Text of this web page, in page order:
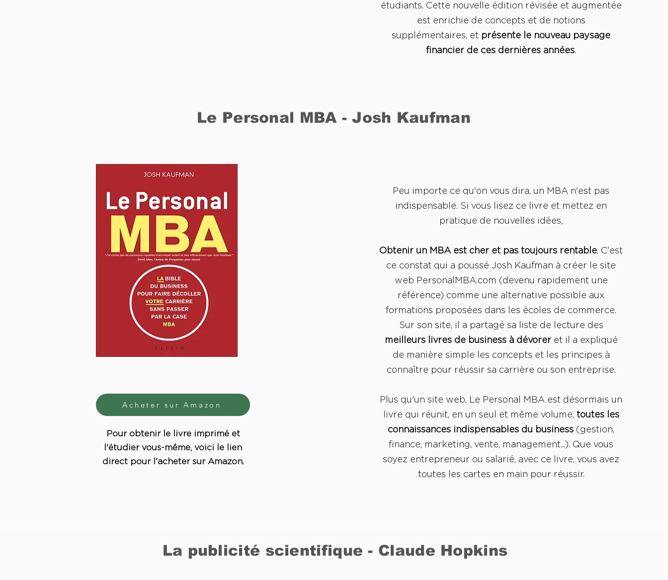
étudiants. Cette nouvelle édition révisée et augmentée
est enrichie de concepts et de notions
supplémentaires, et présente le nouveau paysage
financier de ces dernières années.
Le Personal MBA - Josh Kaufman
Acheter sur Amazon
Pour obtenir le livre imprimé et
l'étudier vous-même, voici le lien
direct pour l'acheter sur Amazon.
Peu importe ce qu'on vous dira, un MBA n'est pas
indispensable. Si vous lisez ce livre et mettez en
pratique de nouvelles idées,
Obtenir un MBA est cher et pas toujours rentable. C'est
ce constat qui a poussé Josh Kaufman à créer le site
web PersonalMBA.com (devenu rapidement une
référence) comme une alternative possible aux
formations proposées dans les écoles de commerce.
Sur son site, il a partagé sa liste de lecture des
meilleurs livres de business à dévoreret il a expliqué
de manière simple les concepts et les principes à
connaître pour réussir sa carrière ou son entreprise.
Plus qu'un site web, Le Personal MBA est désormais un
livre qui réunit, en un seul et même volume, toutes les
connaissances indispensables du business (gestion,
finance, marketing, vente, management...). Que vous
soyez entrepreneur ou salarié, avec ce livre, vous avez
toutes les cartes en main pour réussir.
La publicité scientifique - Claude Hopkins